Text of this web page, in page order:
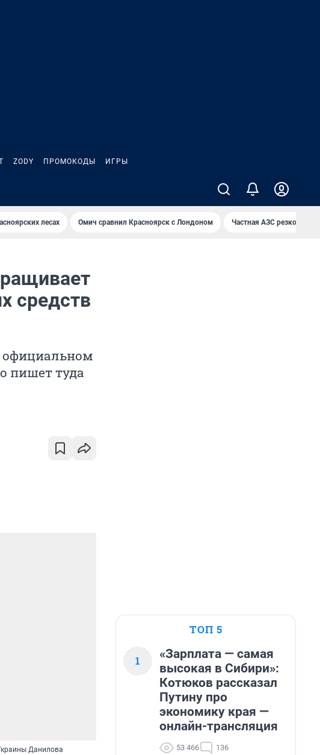
ZODY ПРОМОКОДЫ ИГРЫ
лесах Омич сравнил Красноярск с Лондоном Частная АЗС резко
средств
официальном
пишет туда
Данилова
ТОП 5
1
«Зарплата — самая
высокая в Сибири»:
Котюков рассказал
Путину про
экономику края —
онлайн-трансляция
53 466 136